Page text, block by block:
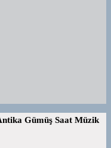
Gümüş Saat Müzik